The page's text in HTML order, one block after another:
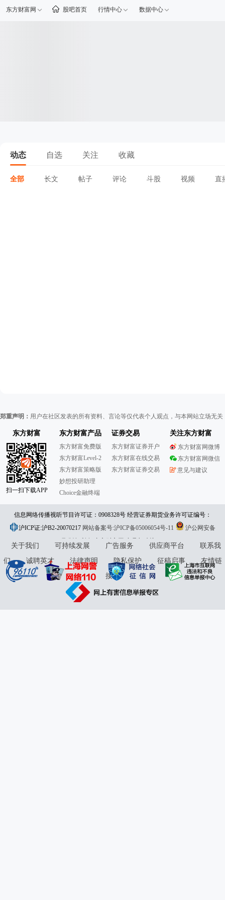
东方财富网 股吧首页 行情中心 数据中心
动态 自选 关注 收藏
全部 长文 帖子 评论 斗股 视频 直
郑重声明： 用户在社区发表的所有资料、言论等仅代表个人观点，与本网站立场无
东方财富
扫一扫下载APP
东方财富产品
东方财富免费版
东方财富Level-2
东方财富策略版
妙想投研助理
Choice金融终端
证券交易
东方财富证券开户
东方财富在线交易
东方财富证券交易
关注东方财富
东方财富网微博
东方财富网微信
意见与建议
信息网络传播视听节目许可证：0908328号 经营证券期货业务许可证编号：
913101046312860336 违法和不良信息举报:021-61278686 举报邮箱：
jubao@eastmoney.com
沪ICP证:沪B2-20070217 网站备案号:沪ICP备05006054号-11
沪公网安备
31010402000120号版权所有:东方财富网意见与建议:4000300059/952500
关于我们 可持续发展 广告服务 供应商平台
联系我
们
诚聘英才 法律声明 隐私保护 征稿启事
友情链
接